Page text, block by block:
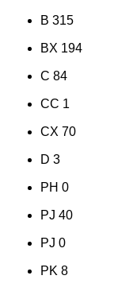
B 315
BX 194
C 84
CC 1
CX 70
D 3
PH 0
PJ 40
PJ 0
PK 8